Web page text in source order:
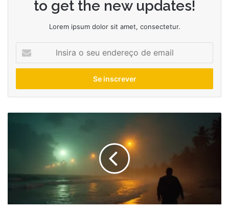
to get the new updates!
Lorem ipsum dolor sit amet, consectetur.
seu
de
espionagem